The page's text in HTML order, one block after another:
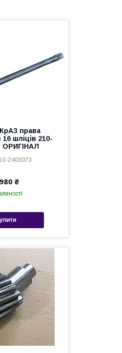
КрАЗ права
шліців 210-
ОРИГІНАЛ
2403073
₴